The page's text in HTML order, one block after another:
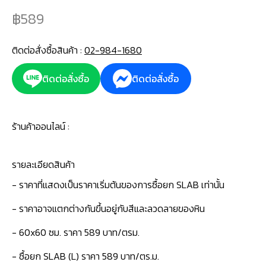
589
ติดต่อสั่งซื้อสินค้า : 02-984-1680
ติดต่อสั่งซื้อ
ติดต่อสั่งซื้อ
ร้านค้าออนไลน์ :
รายละเอียดสินค้า
- ราคาที่แสดงเป็นราคาเริ่มต้นของการซื้อยก SLAB เท่านั้น
- ราคาอาจแตกต่างกันขึ้นอยู่กับสีและลวดลายของหิน
- 60x60 ซม. ราคา 589 บาท/ตรม.
- ซื้อยก SLAB (L) ราคา 589 บาท/ตร.ม.